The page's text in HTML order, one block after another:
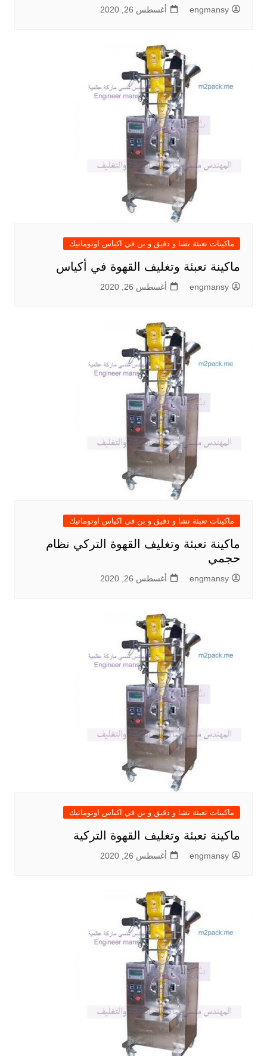
engmansy أغسطس 26, 2020
ماكينات تعبئة نشا و دقيق و بن في اكياس اوتوماتيك
ماكينة تعبئة وتغليف القهوة في أكياس
engmansy أغسطس 26, 2020
ماكينات تعبئة نشا و دقيق و بن في اكياس اوتوماتيك
ماكينة تعبئة وتغليف القهوة التركي نظام
حجمي
engmansy أغسطس 26, 2020
ماكينات تعبئة نشا و دقيق و بن في اكياس اوتوماتيك
ماكينة تعبئة وتغليف القهوة التركية
engmansy أغسطس 26, 2020